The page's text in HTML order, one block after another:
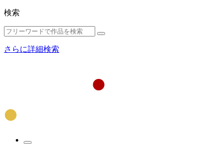
検索
さらに詳細検索